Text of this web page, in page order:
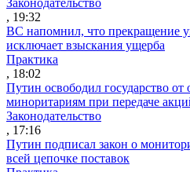
, 19:32
ВС напомнил, что прекращение
исключает взыскания ущерба
Практика
, 18:02
Путин освободил государство от
миноритариям при передаче
Законодательство
, 17:16
Путин подписал закон о
всей цепочке поставок